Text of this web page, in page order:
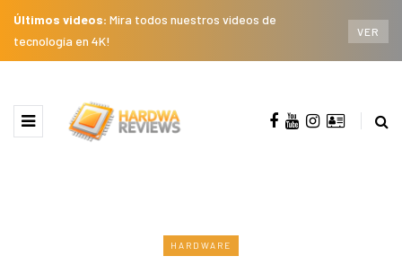
Últimos videos: Mira todos nuestros videos de
tecnología en 4K!
VER
HARDWARE